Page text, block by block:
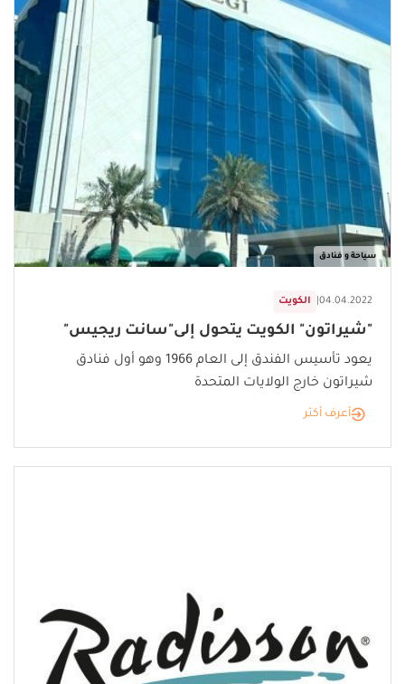
سياحة و فنادق
الكويت 04.04.2022
"شيراتون" الكويت يتحول إلى"سانت ريجيس"
يعود تأسيس الفندق إلى العام 1966 وهو أول فنادق
شيراتون خارج الولايات المتحدة
أعرف أكثر